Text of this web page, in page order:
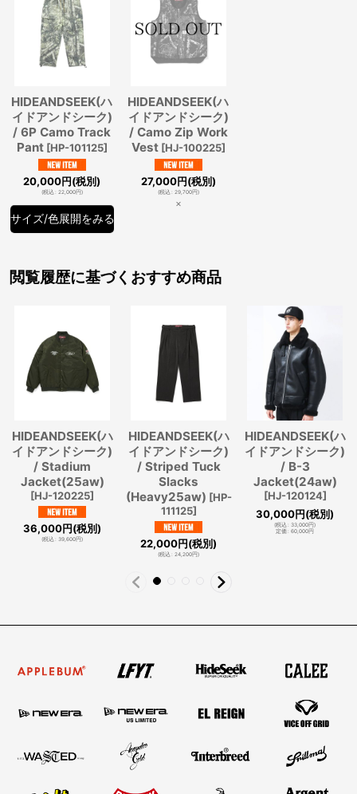
HIDEANDSEEK(ハ
イドアンドシーク)
/ 6P Camo Track
Pant [HP-101125]
20,000円(税別)
(税込: 22,000円)
サイズ/色展開をみる
HIDEANDSEEK(ハ
イドアンドシーク)
/ Camo Zip Work
Vest [HJ-100225]
27,000円(税別)
(税込: 29,700円)
×
閲覧履歴に基づくおすすめ商品
HIDEANDSEEK(ハ
イドアンドシーク)
/ Stadium
Jacket(25aw)
[HJ-120225]
36,000円(税別)
(税込: 39,600円)
HIDEANDSEEK(ハ
イドアンドシーク)
/ Striped Tuck
Slacks
(Heavy25aw) [HP-
111125]
22,000円(税別)
(税込: 24,200円)
HIDEANDSEEK(ハ
イドアンドシーク)
/ B-3
Jacket(24aw)
[HJ-120124]
30,000円(税別)
(税込: 33,000円)
定価 : 60,000円